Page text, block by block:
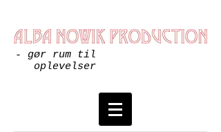
- gør rum til
oplevelser